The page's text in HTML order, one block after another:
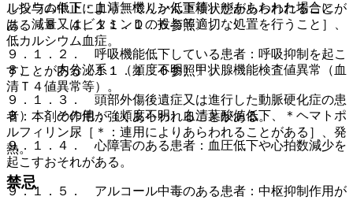
し投与の中止により、てんかん重積状態があらわれることが
ある〔８．４、１１．１．６参照〕。
９．１．２． 呼吸機能低下している患者：呼吸抑制を起こ
すことがある〔１１．１．６参照〕。
９．１．３． 頭部外傷後遺症又は進行した動脈硬化症の患
者：本剤の作用が強くあらわれることがある。
９．１．４． 心障害のある患者：血圧低下や心拍数減少を
起こすおそれがある。
９．１．５． アルコール中毒のある患者：中枢抑制作用が
ルシウム低下・血清無機リン低下等）があらわれた場合に
は、減量又はビタミンＤの投与等適切な処置を行うこと］、
低カルシウム血症。
８）． 内分泌系：（頻度不明）甲状腺機能検査値異常（血
清Ｔ４値異常等）。
９）． その他：（頻度不明）血清葉酸値低下、＊ヘマトポ
ルフィリン尿［＊：連用によりあらわれることがある］、発
熱。
禁忌